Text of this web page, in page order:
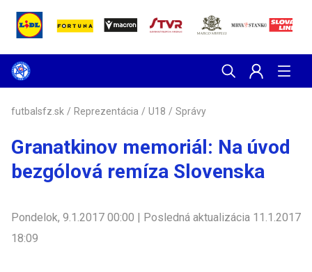
futbalsfz.sk / Reprezentácia / U18 / Správy
Granatkinov memoriál: Na úvod
bezgólová remíza Slovenska
Pondelok, 9.1.2017 00:00 | Posledná aktualizácia 11.1.2017
18:09